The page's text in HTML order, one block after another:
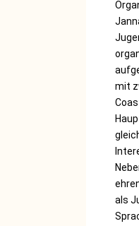
mit
als